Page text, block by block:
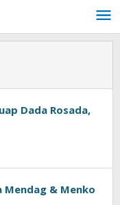
Dada Rosada,
Mendag & Menko